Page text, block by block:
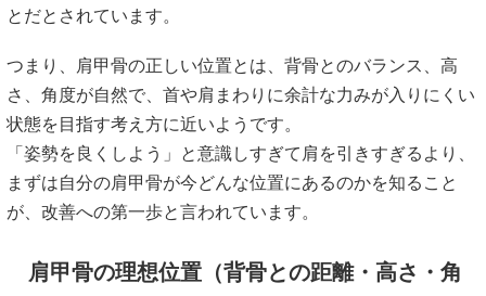
とだとされています。
つまり、肩甲骨の正しい位置とは、背骨とのバランス、高
さ、角度が自然で、首や肩まわりに余計な力みが入りにくい
状態を目指す考え方に近いようです。
「姿勢を良くしよう」と意識しすぎて肩を引きすぎるより、
まずは自分の肩甲骨が今どんな位置にあるのかを知ること
が、改善への第一歩と言われています。
肩甲骨の理想位置（背骨との距離・高さ・角